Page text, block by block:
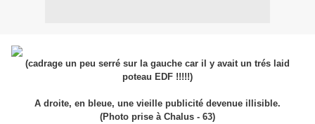
(cadrage un peu serré sur la gauche car il y avait un trés laid
poteau EDF !!!!!)
A droite, en bleue, une vieille publicité devenue illisible.
(Photo prise à Chalus - 63)